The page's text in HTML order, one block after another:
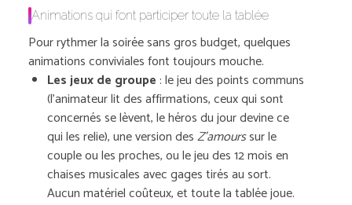
Animations qui font participer toute la tablée
Pour rythmer la soirée sans gros budget, quelques
animations conviviales font toujours mouche.
Les jeux de groupe : le jeu des points communs
(l’animateur lit des affirmations, ceux qui sont
concernés se lèvent, le héros du jour devine ce
qui les relie), une version desZ’amourssur le
couple ou les proches, ou le jeu des 12 mois en
chaises musicales avec gages tirés au sort.
Aucun matériel coûteux, et toute la tablée joue.